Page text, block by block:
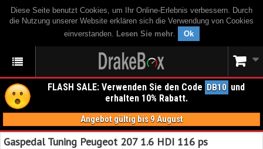
Diese Seite benutzt Cookies, um Ihr Online-Erlebnis verbessern. Durch
die Nutzung unserer Website erklären sich die Verwendung von Cookies
einverstanden. Lesen Sie mehr. Ok
FLASH SALE: Verwenden Sie den Code DB10 und
erhalten 10% Rabatt.
Angebot gültig bis 9 August
Gaspedal Tuning Peugeot 207 1.6 HDI 116 ps